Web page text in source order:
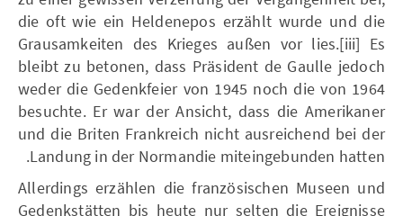
die oft wie ein Heldenepos erzählt wurde und die
Grausamkeiten des Krieges außen vor lies.[iii] Es
bleibt zu betonen, dass Präsident de Gaulle jedoch
weder die Gedenkfeier von 1945 noch die von 1964
besuchte. Er war der Ansicht, dass die Amerikaner
und die Briten Frankreich nicht ausreichend bei der
Landung in der Normandie miteingebunden hatten.
Allerdings erzählen die französischen Museen und
Gedenkstätten bis heute nur selten die Ereignisse